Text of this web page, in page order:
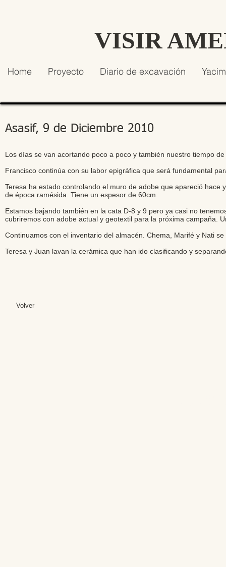
VISIR
Home Proyecto Diario de excavación
Asasif, 9 de Diciembre 2010
Los días se van acortando poco a poco y también nuestro tiempo
Francisco continúa con su labor epigráfica que será fundamental
Teresa ha estado controlando el muro de adobe que apareció
de época ramésida. Tiene un espesor de 60cm.
Estamos bajando también en la cata D-8 y 9 pero ya casi no
cubriremos con adobe actual y geotextil para la próxima campaña.
Continuamos con el inventario del almacén. Chema, Marifé y Nati
Teresa y Juan lavan la cerámica que han ido clasificando y
Volver